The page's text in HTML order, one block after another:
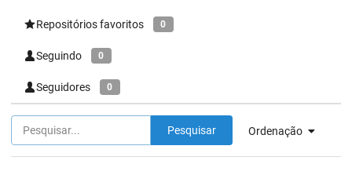
Repositórios favoritos 0
Seguindo 0
Seguidores 0
Ordenação
Pesquisar